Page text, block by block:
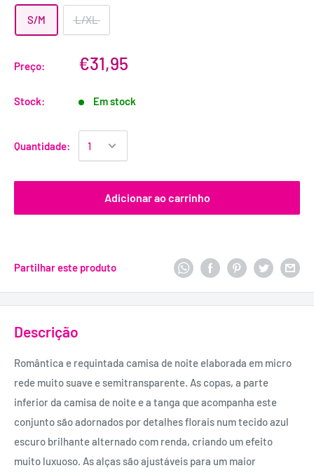
S/M L/XL
Preço: €31,95
Stock: Em stock
Quantidade:
Adicionar ao carrinho
Partilhar este produto
Descrição
Romântica e requintada camisa de noite elaborada em micro
rede muito suave e semitransparente. As copas, a parte
inferior da camisa de noite e a tanga que acompanha este
conjunto são adornados por detalhes florais num tecido azul
escuro brilhante alternado com renda, criando um efeito
muito luxuoso. As alças são ajustáveis para um maior